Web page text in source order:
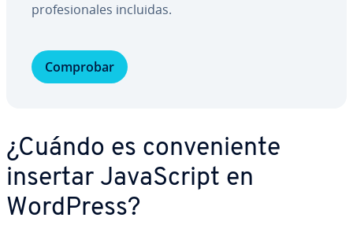
pro­fe­sio­na­les incluidas.
Comprobar
¿Cuándo es co­n­ve­nie­n­te
insertar Ja­va­S­cri­pt en
WordPress?